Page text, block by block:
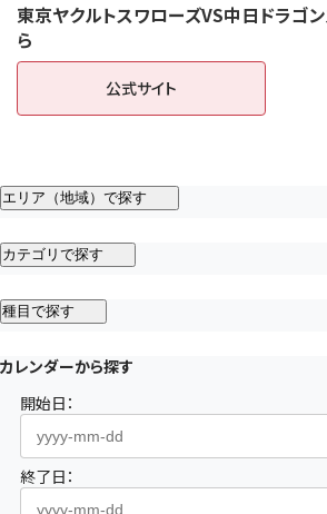
東京ヤクルトスワローズVS中日ドラゴ
ら
公式サイト（新しいタブで開きます）
エリア（地域）で探す
カテゴリで探す
種目で探す
カレンダーから探す
開始日：
終了日：